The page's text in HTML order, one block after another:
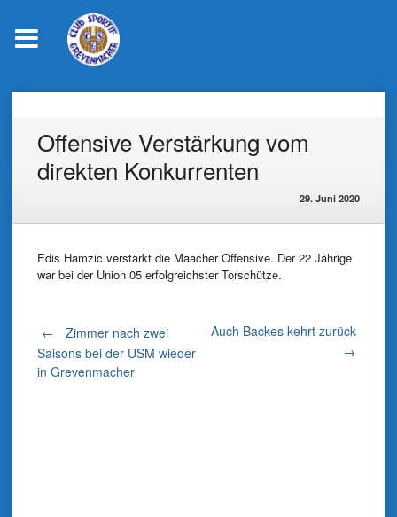
contentOffensive Verstärkung vom
direkten Konkurrenten
29. Juni 2020
Edis Hamzic verstärkt die Maacher Offensive. Der 22 Jährige
war bei der Union 05 erfolgreichster Torschütze.
Post
navigation
←
Zimmer nach zwei
Saisons bei der USM wieder
in Grevenmacher
Auch Backes kehrt zurück
→